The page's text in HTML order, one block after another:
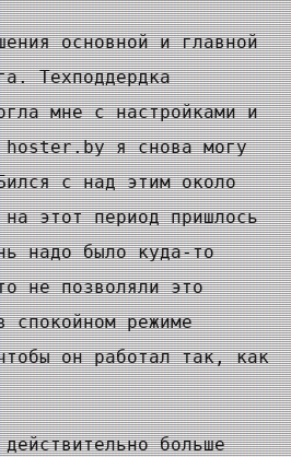
основной и главной
Техподдердка
мне с настройками и
hoster.by я снова могу
с над этим около
этот период пришлось
надо было куда-то
не позволяли это
спокойном режиме
он работал так, как
больше